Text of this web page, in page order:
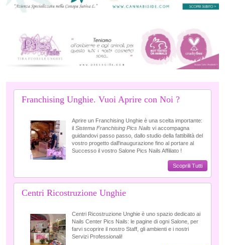
Franchising Unghie. Vuoi Aprire con Noi ?
Aprire un Franchising Unghie è una scelta importante:
il Sistema Franchising Pics Nails vi accompagna
guidandovi passo passo, dallo studio della fattibilità del
vostro progetto dall'inaugurazione fino al portare al
Successo il vostro Salone Pics Nails Affiliato !
Scoprili Tutti
Centri Ricostruzione Unghie
Centri Ricostruzione Unghie è uno spazio dedicato ai
Nails Center Pics Nails: le pagine di ogni Salone, per
farvi scoprire il nostro Staff, gli ambienti e i nostri
Servizi Professionali!